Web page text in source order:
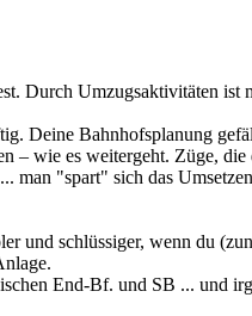
Durch Umzugsaktivitäten
Deine Bahnhofsplanung
– wie es weitergeht. Züge,
man "spart" sich das
und schlüssiger, wenn du
End-Bf. und SB ... und